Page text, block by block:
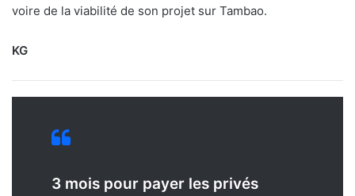
voire de la viabilité de son projet sur Tambao.
KG
3 mois pour payer les privés